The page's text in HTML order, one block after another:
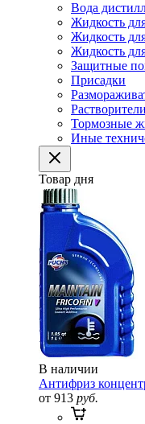
Вода
Жидкость
Жидкость
Жидкость
Защитные
Присадки
Растворители
Тормозные
Иные
Товар дня
В наличии
Антифриз
от 913 руб.